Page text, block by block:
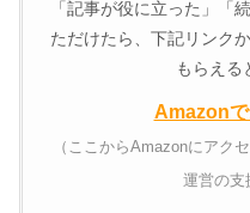
「記事が役に立った」「
ただけたら、下記リンク
もらえる
Amazon
（ここからAmazonにアク
運営の支